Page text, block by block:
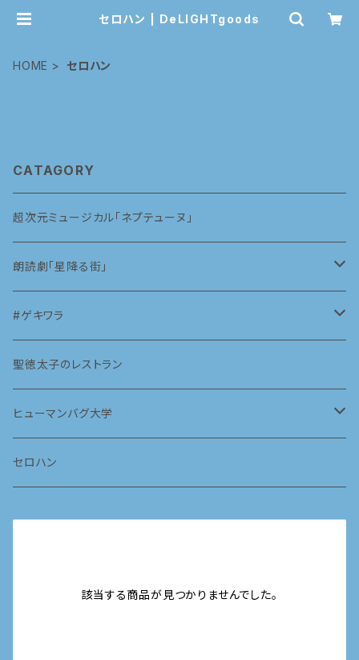
セロハン | DeLIGHTgoods
HOME セロハン
CATAGORY
超次元ミュージカル「ネプテューヌ」
朗読劇「星降る街」
2023
2024
#ゲキワラ
vol.1
聖徳太子のレストラン
ヒューマンバグ大学
華の天羽組 天京戦争編
セロハン
該当する商品が見つかりませんでした。